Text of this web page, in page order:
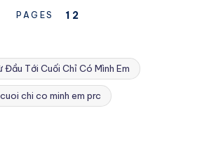
PAGES 1 2
Đầu Tới Cuối Chỉ Có Mình Em
chi co minh em prc